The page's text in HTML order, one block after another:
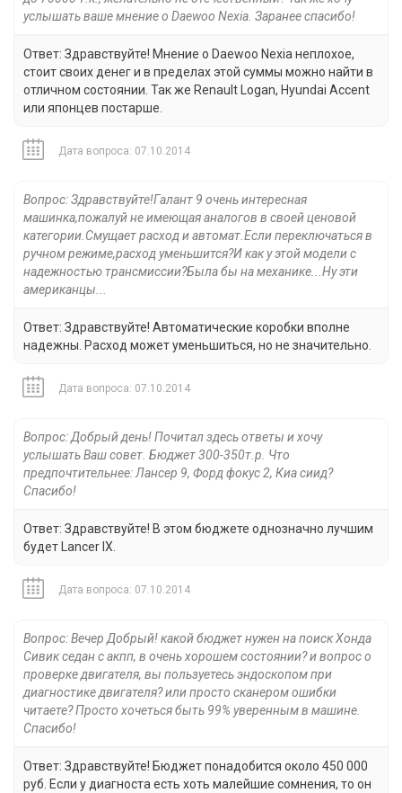
услышать ваше мнение о Daewoo Nexia. Заранее спасибо!
Ответ: Здравствуйте! Мнение о Daewoo Nexia неплохое,
стоит своих денег и в пределах этой суммы можно найти в
отличном состоянии. Так же Renault Logan, Hyundai Accent
или японцев постарше.
Дата вопроса: 07.10.2014
Вопрос: Здравствуйте!Галант 9 очень интересная
машинка,пожалуй не имеющая аналогов в своей ценовой
категории.Смущает расход и автомат.Если переключаться в
ручном режиме,расход уменьшится?И как у этой модели с
надежностью трансмиссии?Была бы на механике...Ну эти
американцы...
Ответ: Здравствуйте! Автоматические коробки вполне
надежны. Расход может уменьшиться, но не значительно.
Дата вопроса: 07.10.2014
Вопрос: Добрый день! Почитал здесь ответы и хочу
услышать Ваш совет. Бюджет 300-350т.р. Что
предпочтительнее: Лансер 9, Форд фокус 2, Киа сиид?
Спасибо!
Ответ: Здравствуйте! В этом бюджете однозначно лучшим
будет Lancer IX.
Дата вопроса: 07.10.2014
Вопрос: Вечер Добрый! какой бюджет нужен на поиск Хонда
Сивик седан с акпп, в очень хорошем состоянии? и вопрос о
проверке двигателя, вы пользуетесь эндоскопом при
диагностике двигателя? или просто сканером ошибки
читаете? Просто хочеться быть 99% уверенным в машине.
Спасибо!
Ответ: Здравствуйте! Бюджет понадобится около 450 000
руб. Если у диагноста есть хоть малейшие сомнения, то он